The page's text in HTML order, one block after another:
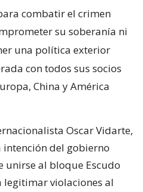
combatir el crimen
su soberanía ni
una política exterior
con todos sus socios
China y América
Oscar Vidarte,
del gobierno
unirse al bloque Escudo
legitimar violaciones al